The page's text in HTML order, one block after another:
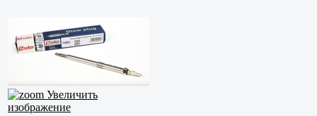
Увеличить
изображение